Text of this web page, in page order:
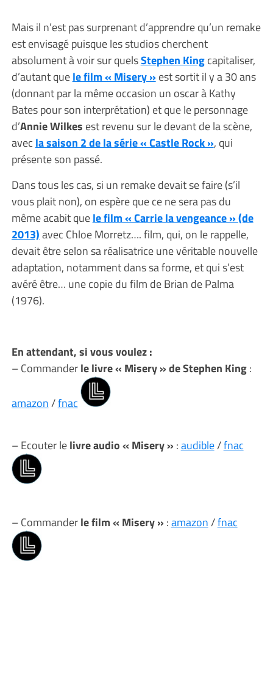
Mais il n’est pas surprenant d’apprendre qu’un remake
est envisagé puisque les studios cherchent
absolument à voir sur quelsStephen Kingcapitaliser,
d’autant quele film « Misery »est sortit il y a 30 ans
(donnant par la même occasion un oscar à Kathy
Bates pour son interprétation) et que le personnage
d’Annie Wilkes est revenu sur le devant de la scène,
avec la saison 2 de la série « Castle Rock », qui
présente son passé.
Dans tous les cas, si un remake devait se faire (s’il
vous plait non), on espère que ce ne sera pas du
même acabit quele film « Carrie la vengeance » (de
2013)avec Chloe Morretz…. film, qui, on le rappelle,
devait être selon sa réalisatrice une véritable nouvelle
adaptation, notamment dans sa forme, et qui s’est
avéré être… une copie du film de Brian de Palma
(1976).
En attendant, si vous voulez :
– Commanderle livre « Misery » de Stephen King:
amazon/fnac
– Ecouter lelivre audio « Misery » :audible/fnac
– Commanderle film « Misery » :amazon/fnac